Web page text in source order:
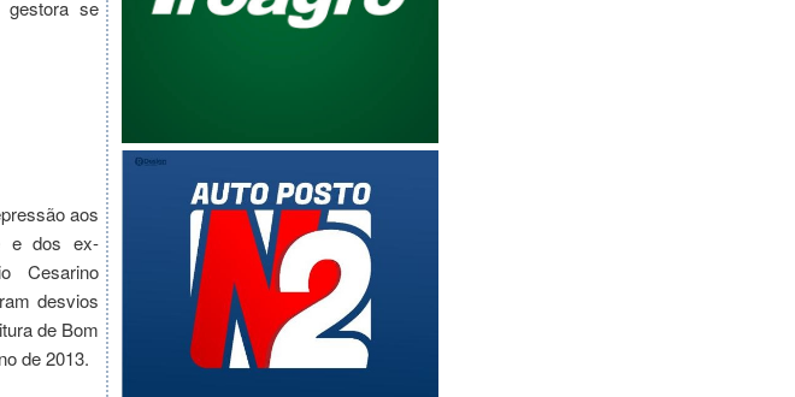
gestora se
aos
e dos ex-
Cesarino
desvios
de Bom
de 2013.